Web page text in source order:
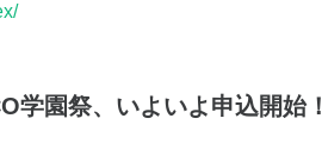
学園祭、いよいよ申込開始！